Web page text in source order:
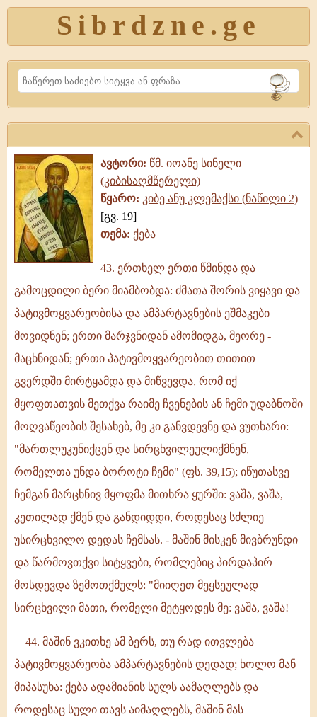
Sibrdzne.ge
Search
ავტორი: წმ. იოანე სინელი
(კიბისაღმწერელი)
წყარო: კიბე ანუ კლემაქსი (ნაწილი 2)
[გვ. 19]
თემა: ქება
ერთხელ
ერთი
წმინდა
და
გამოცდილი
ბერი
მიამბობდა:
ძმათა
შორის
ვიყავი
და
პატივმოყვარეობისა
43. ერთხელ ერთი წმინდა და
გამოცდილი ბერი მიამბობდა: ძმათა შორის ვიყავი და
პატივმოყვარეობისა და ამპარტავნების ეშმაკები
მოვიდნენ; ერთი მარჯვნიდან ამომიდგა, მეორე -
მაცხნიდან; ერთი პატივმოყვარეობით თითით
გვერდში მირტყამდა და მიწვევდა, რომ იქ
მყოფთათვის მეთქვა რაიმე ჩვენების ან ჩემი უდაბნოში
მოღვაწეობის შესახებ, მე კი განვდევნე და ვუთხარი:
"მართლუკუნიქცენ და სირცხვილეულიქმნენ,
რომელთა უნდა ბოროტი ჩემი" (ფს. 39,15); იწუთასვე
ჩემგან მარცხნივ მყოფმა მითხრა ყურში: ვაშა, ვაშა,
კეთილად ქმენ და განდიდდი, როდესაც სძლიე
უსირცხვილო დედას ჩემსას. - მაშინ მისკენ მივბრუნდი
და წარმოვთქვი სიტყვები, რომლებიც პირდაპირ
მოსდევდა ზემოთქმულს: "მიიღეთ მეყსეულად
სირცხვილი მათი, რომელი მეტყოდეს მე: ვაშა, ვაშა!
44. მაშინ ვკითხე ამ ბერს, თუ რად ითვლება
პატივმოყვარეობა ამპარტავნების დედად; ხოლო მან
მიპასუხა: ქება ადამიანის სულს აამაღლებს და
როდესაც სული თავს აიმაღლებს, მაშინ მას